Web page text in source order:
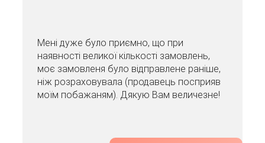
Мені дуже було приємно, що при
наявності великої кількості замовлень,
моє замовленя було відправлене раніше,
ніж розраховувала (продавець посприяв
моїм побажаням). Дякую Вам величезне!